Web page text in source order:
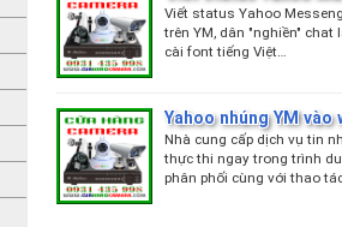
Viết status Yahoo
trên YM, dân "nghiền"
cài font tiếng Việt…
Yahoo nhúng YM vào
Nhà cung cấp dịch vụ tin
thực thi ngay trong trình
phân phối cùng với thao tác